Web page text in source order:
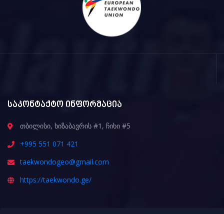
საკონტაქტო ინფორმაცია
თბილისი, ხიზაბავრის #1, ჩიხი #5
+995 551 071 421
taekwondogeo@gmail.com
https://taekwondo.ge/